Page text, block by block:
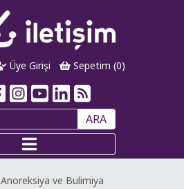
Üye Girişi Sepetim (0)
ARA
Anoreksiya ve Bulimiya